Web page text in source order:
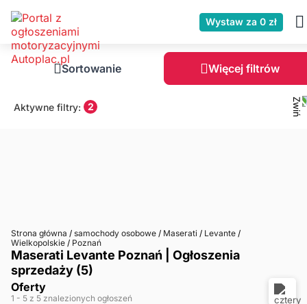
Wystaw za 0 zł
Sortowanie Więcej filtrów
Aktywne filtry: 2
Strona główna / samochody osobowe / Maserati / Levante /
Wielkopolskie / Poznań
Maserati Levante Poznań | Ogłoszenia
sprzedaży (5)
Oferty
1 - 5 z 5 znalezionych ogłoszeń